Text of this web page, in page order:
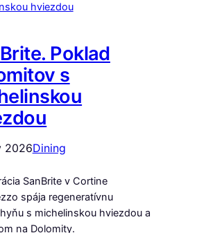
Poklad
s
2026Dining
SanBrite v Cortine
spája regeneratívnu
s michelinskou hviezdou a
na Dolomity.